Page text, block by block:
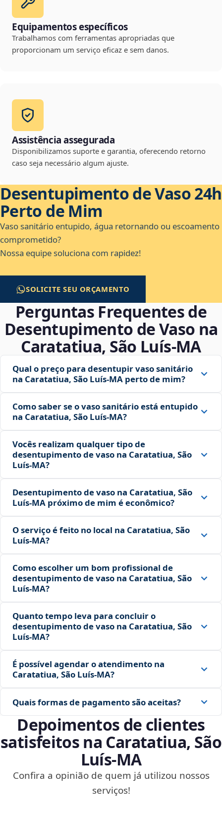
Equipamentos específicos
Trabalhamos com ferramentas apropriadas que
proporcionam um serviço eficaz e sem danos.
Assistência assegurada
Disponibilizamos suporte e garantia, oferecendo retorno
caso seja necessário algum ajuste.
Desentupimento de Vaso 24h
Perto de Mim
Vaso sanitário entupido, água retornando ou escoamento
comprometido?
Nossa equipe soluciona com rapidez!
SOLICITE SEU ORÇAMENTO
Perguntas Frequentes de
Desentupimento de Vaso na
Caratatiua, São Luís‑MA
Qual o preço para desentupir vaso sanitário
na Caratatiua, São Luís‑MA perto de mim?
Como saber se o vaso sanitário está entupido
na Caratatiua, São Luís‑MA?
Vocês realizam qualquer tipo de
desentupimento de vaso na Caratatiua, São
Luís‑MA?
Desentupimento de vaso na Caratatiua, São
Luís‑MA próximo de mim é econômico?
O serviço é feito no local na Caratatiua, São
Luís‑MA?
Como escolher um bom profissional de
desentupimento de vaso na Caratatiua, São
Luís‑MA?
Quanto tempo leva para concluir o
desentupimento de vaso na Caratatiua, São
Luís‑MA?
É possível agendar o atendimento na
Caratatiua, São Luís‑MA?
Quais formas de pagamento são aceitas?
Depoimentos de clientes
satisfeitos na Caratatiua, São
Luís‑MA
Confira a opinião de quem já utilizou nossos
serviços!